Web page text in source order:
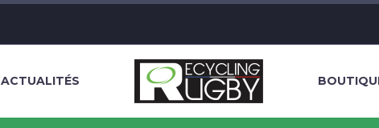
ACTUALITÉS